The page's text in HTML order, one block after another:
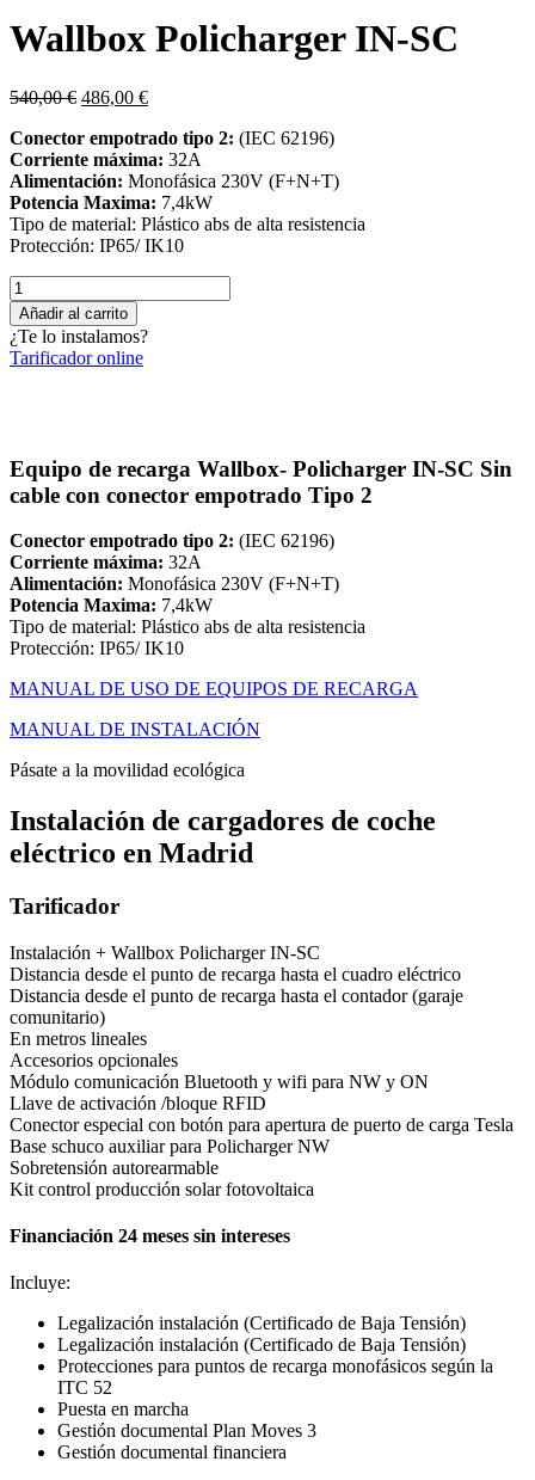
Wallbox Policharger IN-SC
540,00€ El
original
era:
540,00 €.
486,00 €El
actual
es:
486,00 €.
Conector empotrado tipo 2: (IEC 62196)
Corriente máxima: 32A
Alimentación: Monofásica 230V (F+N+T)
Potencia Maxima: 7,4kW
Tipo de material: Plástico abs de alta resistencia
Protección: IP65/ IK10
Wallbox
Policharger
IN-
SC
cantidad
Añadir al carrito
¿Te lo instalamos?
Tarificador online
Equipo de recarga Wallbox- Policharger IN-SC Sin
cable con conector empotrado Tipo 2
Conector empotrado tipo 2: (IEC 62196)
Corriente máxima: 32A
Alimentación: Monofásica 230V (F+N+T)
Potencia Maxima: 7,4kW
Tipo de material: Plástico abs de alta resistencia
Protección: IP65/ IK10
MANUAL DE USO DE EQUIPOS DE RECARGA
MANUAL DE INSTALACIÓN
Pásate a la movilidad ecológica
Instalación de cargadores de coche
eléctrico en Madrid
Tarificador
Instalación + Wallbox Policharger IN-SC
Distancia desde el punto de recarga hasta el cuadro eléctrico
Distancia desde el punto de recarga hasta el contador (garaje
comunitario)
En metros lineales
Accesorios opcionales
Módulo comunicación Bluetooth y wifi para NW y ON
Llave de activación /bloque RFID
Conector especial con botón para apertura de puerto de carga Tesla
Base schuco auxiliar para Policharger NW
Sobretensión autorearmable
Kit control producción solar fotovoltaica
Financiación 24 meses sin intereses
Incluye:
Legalización instalación (Certificado de Baja Tensión)
Legalización instalación (Certificado de Baja Tensión)
Protecciones para puntos de recarga monofásicos según la
ITC 52
Puesta en marcha
Gestión documental Plan Moves 3
Gestión documental financiera